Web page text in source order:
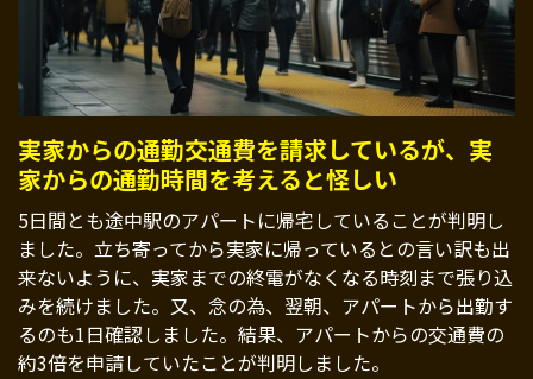
実家からの通勤交通費を請求しているが、実
家からの通勤時間を考えると怪しい
5日間とも途中駅のアパートに帰宅していることが判明し
ました。立ち寄ってから実家に帰っているとの言い訳も出
来ないように、実家までの終電がなくなる時刻まで張り込
みを続けました。又、念の為、翌朝、アパートから出勤す
るのも1日確認しました。結果、アパートからの交通費の
約3倍を申請していたことが判明しました。